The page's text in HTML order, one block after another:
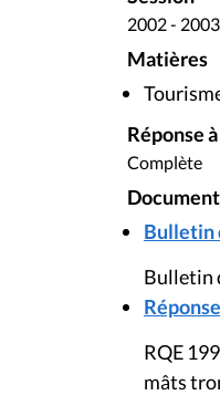
2002 - 2003
Matières
Réponse
Complète
Bulletin
Bulletin
RQE
mâts